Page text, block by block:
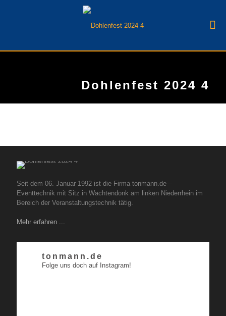
Dohlenfest 2024 4
Seit dem 06. Januar 1992 ist die Firma tonmann.de –
Eventtechnik mit Sitz in Wachtendonk am linken Niederrhein im
Bereich der Veranstaltungstechnik tätig.
Mehr erfahren ...
tonmann.de
Folge uns doch auf Instagram!